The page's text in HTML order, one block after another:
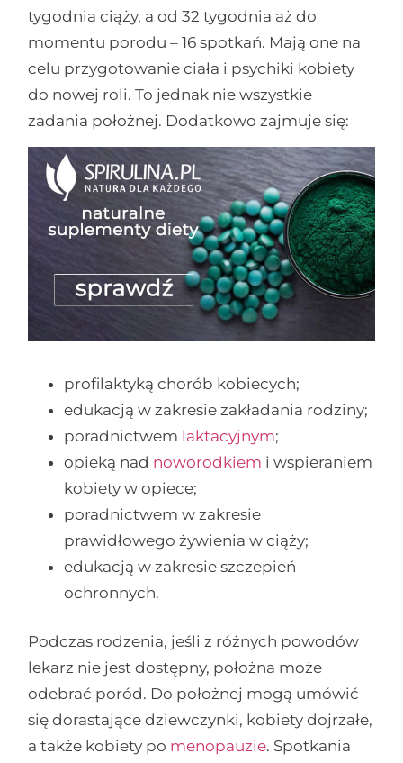
tygodnia ciąży, a od 32 tygodnia aż do
momentu porodu – 16 spotkań. Mają one na
celu przygotowanie ciała i psychiki kobiety
do nowej roli. To jednak nie wszystkie
zadania położnej. Dodatkowo zajmuje się:
profilaktyką chorób kobiecych;
edukacją w zakresie zakładania rodziny;
poradnictwem laktacyjnym;
opieką nad noworodkiem i wspieraniem
kobiety w opiece;
poradnictwem w zakresie
prawidłowego żywienia w ciąży;
edukacją w zakresie szczepień
ochronnych.
Podczas rodzenia, jeśli z różnych powodów
lekarz nie jest dostępny, położna może
odebrać poród. Do położnej mogą umówić
się dorastające dziewczynki, kobiety dojrzałe,
a także kobiety po menopauzie. Spotkania